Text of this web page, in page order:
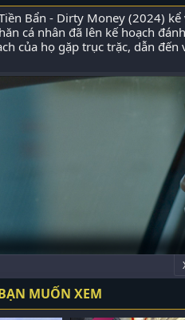
Bẩn - Dirty Money (2024)
cá nhân đã lên kế hoạch
của họ gặp trục trặc, dẫn
MUỐN XEM